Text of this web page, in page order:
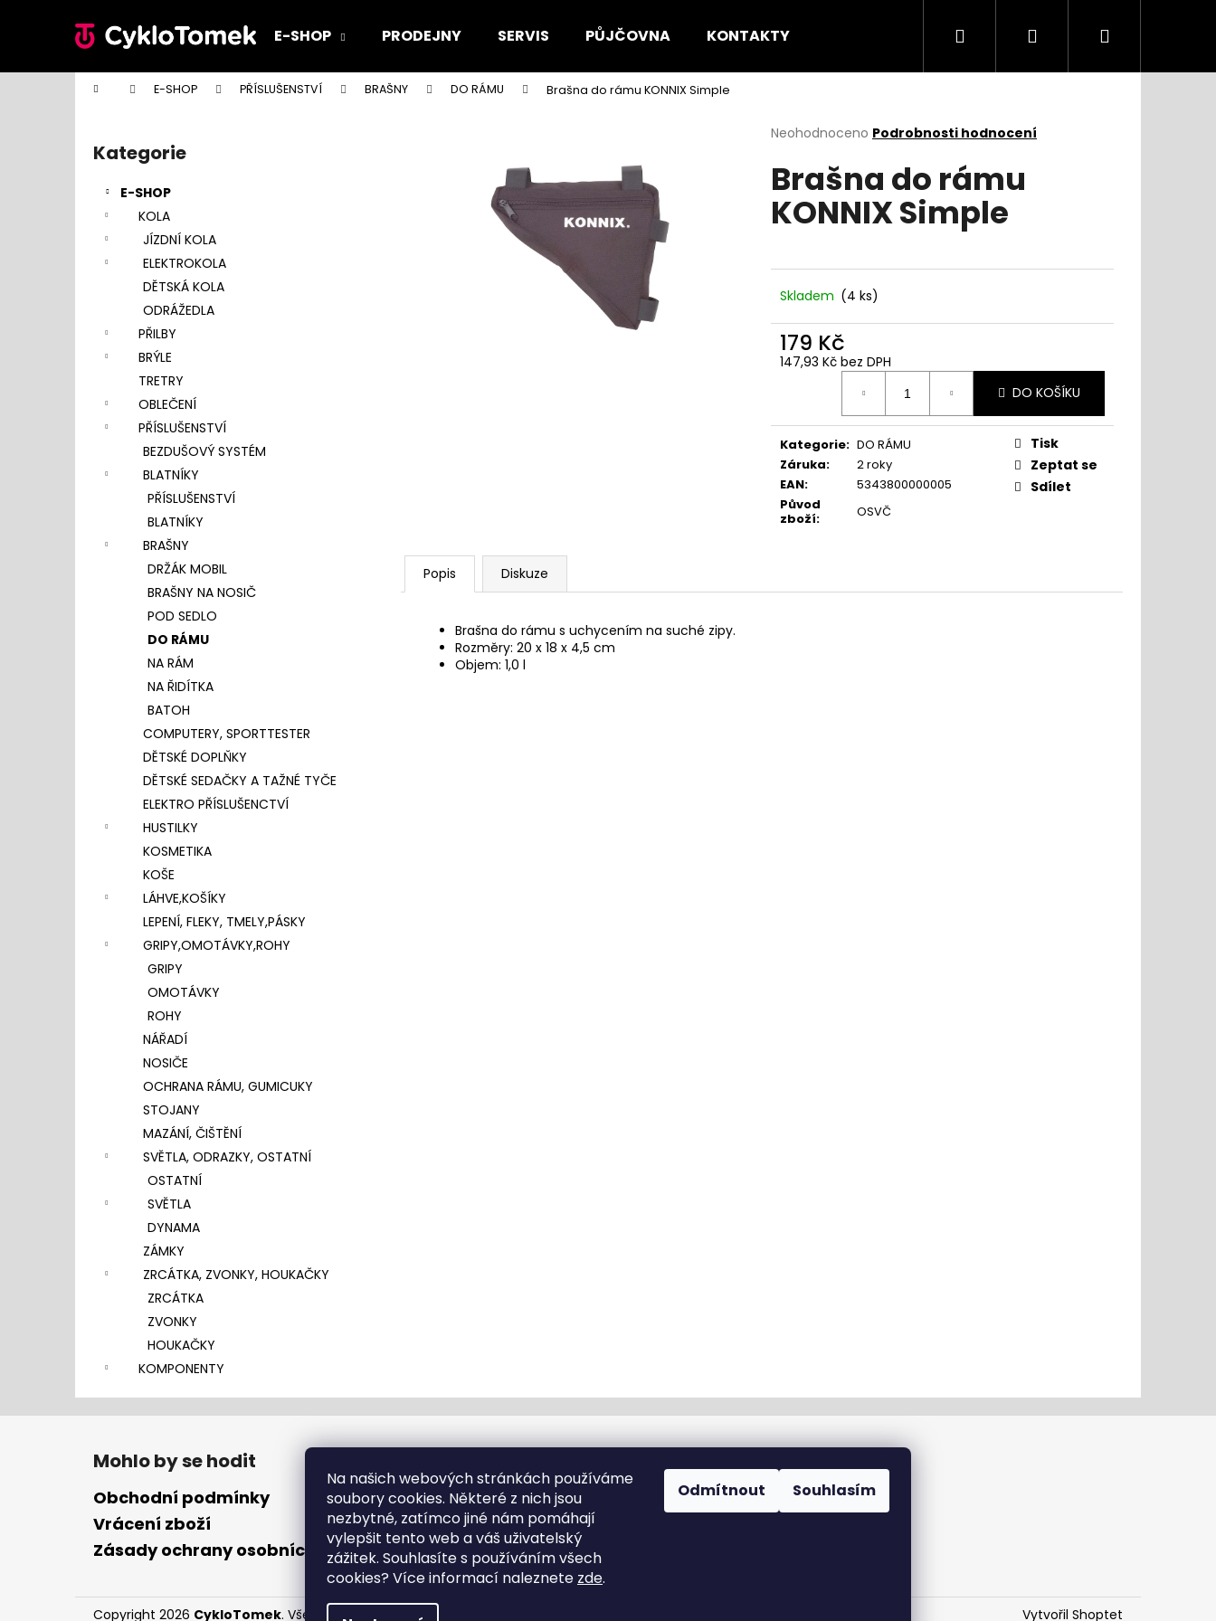
Na našich webových stránkách používáme
soubory cookies. Některé z nich jsou
nezbytné, zatímco jiné nám pomáhají
vylepšit tento web a váš uživatelský
zážitek. Souhlasíte s používáním všech
cookies? Více informací naleznete zde.
Odmítnout Souhlasím
E-SHOP PRODEJNY SERVIS PŮJČOVNA KONTAKTY Hledat PřihlášeníNákupní
Domů E-SHOP PŘÍSLUŠENSTVÍ BRAŠNY DO RÁMU Brašna do rámu KONNIX Simple
Přeskočit
kategorie
Kategorie
E-SHOP
KOLA
JÍZDNÍ KOLA
ELEKTROKOLA
DĚTSKÁ KOLA
ODRÁŽEDLA
PŘILBY
BRÝLE
TRETRY
OBLEČENÍ
PŘÍSLUŠENSTVÍ
BEZDUŠOVÝ SYSTÉM
BLATNÍKY
PŘÍSLUŠENSTVÍ
BLATNÍKY
BRAŠNY
DRŽÁK MOBIL
BRAŠNY NA NOSIČ
POD SEDLO
DO RÁMU
NA RÁM
NA ŘIDÍTKA
BATOH
COMPUTERY, SPORTTESTER
DĚTSKÉ DOPLŇKY
DĚTSKÉ SEDAČKY A TAŽNÉ TYČE
ELEKTRO PŘÍSLUŠENCTVÍ
HUSTILKY
KOSMETIKA
KOŠE
LÁHVE,KOŠÍKY
LEPENÍ, FLEKY, TMELY,PÁSKY
GRIPY,OMOTÁVKY,ROHY
GRIPY
OMOTÁVKY
ROHY
NÁŘADÍ
NOSIČE
OCHRANA RÁMU, GUMICUKY
STOJANY
MAZÁNÍ, ČIŠTĚNÍ
SVĚTLA, ODRAZKY, OSTATNÍ
OSTATNÍ
SVĚTLA
DYNAMA
ZÁMKY
ZRCÁTKA, ZVONKY, HOUKAČKY
ZRCÁTKA
ZVONKY
HOUKAČKY
KOMPONENTY
Průměrné
produktu
je
0,0
Neohodnoceno Podrobnosti hodnocení
Brašna do rámu
KONNIX Simple
Skladem (4 ks)
179 Kč
147,93 Kč bez DPH
DO KOŠÍKU
Kategorie: DO RÁMU
Záruka:
2 roky
EAN:
5343800000005
Původ
zboží: OSVČ
Tisk
Zeptat se
Sdílet
Popis Diskuze
Brašna do rámu s uchycením na suché zipy.
Rozměry: 20 x 18 x 4,5 cm
Objem: 1,0 l
í
Zpět
do
Zpět
do
Co potřebujete najít?
Doporučujeme
Z
Mohlo by se hodit
Obchodní podmínky
Vrácení zboží
Zásady ochrany osobních údajů
@cyklotomek.cz
Vytvořil Shoptet
Copyright 2026 CykloTomek. Všechna práva vyhrazena.